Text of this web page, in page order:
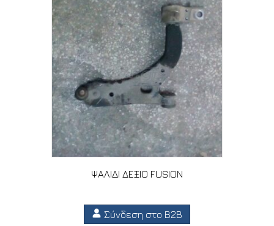
ΨΑΛΙΔΙ ΔΕΞΙΟ FUSION
Σύνδεση στο B2B